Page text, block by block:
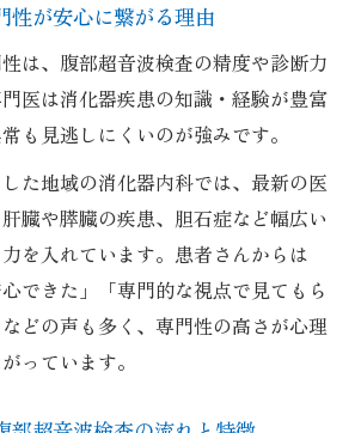
波検査はどの診療科が適切か比較
科で受ける腹部超音波検査の費用
和らげる検査時のポイントとは
科で恥ずかしさを抑える検査の工
波検査時の不安を減らすポイント
科で安心して受けるための配慮と
性が安心に繋がる理由
は、腹部超音波検査の精度や診断力
医は消化器疾患の知識・経験が豊富
も見逃しにくいのが強みです。
た地域の消化器内科では、最新の医
臓や膵臓の疾患、胆石症など幅広い
を入れています。患者さんからは
心できた」「専門的な視点で見てもら
どの声も多く、専門性の高さが心理
っています。